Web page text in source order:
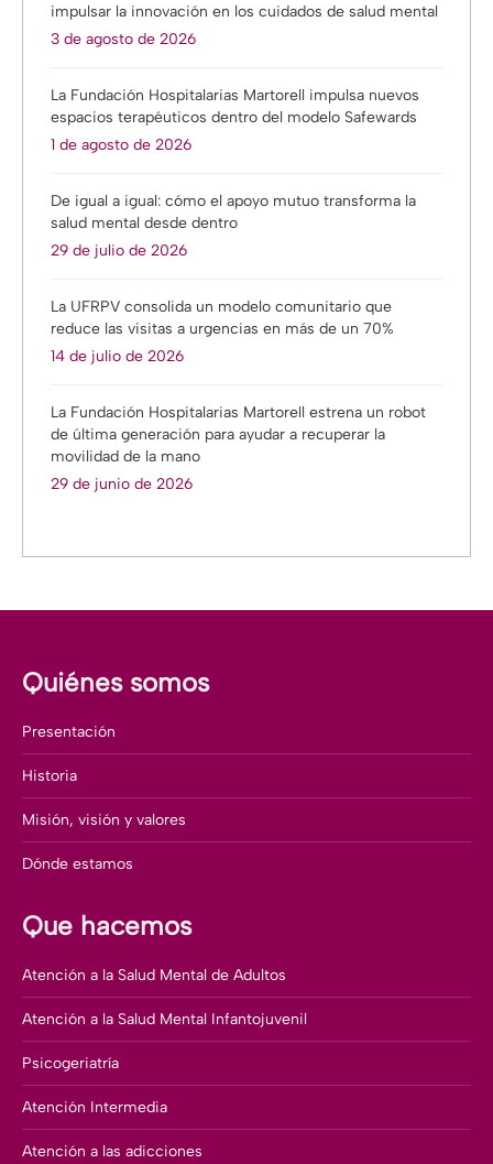
impulsar la innovación en los cuidados de salud mental
3 de agosto de 2026
La Fundación Hospitalarias Martorell impulsa nuevos
espacios terapéuticos dentro del modelo Safewards
1 de agosto de 2026
De igual a igual: cómo el apoyo mutuo transforma la
salud mental desde dentro
29 de julio de 2026
La UFRPV consolida un modelo comunitario que
reduce las visitas a urgencias en más de un 70%
14 de julio de 2026
La Fundación Hospitalarias Martorell estrena un robot
de última generación para ayudar a recuperar la
movilidad de la mano
29 de junio de 2026
Quiénes somos
Presentación
Historia
Misión, visión y valores
Dónde estamos
Que hacemos
Atención a la Salud Mental de Adultos
Atención a la Salud Mental Infantojuvenil
Psicogeriatría
Atención Intermedia
Atención a las adicciones